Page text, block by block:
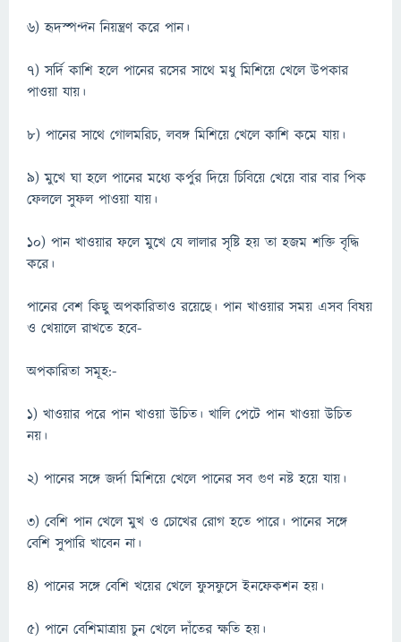
৬) হৃদস্পন্দন নিয়ন্ত্রণ করে পান।
৭) সর্দি কাশি হলে পানের রসের সাথে মধু মিশিয়ে খেলে উপকার
পাওয়া যায়।
৮) পানের সাথে গোলমরিচ, লবঙ্গ মিশিয়ে খেলে কাশি কমে যায়।
৯) মুখে ঘা হলে পানের মধ্যে কর্পুর দিয়ে চিবিয়ে খেয়ে বার বার পিক
ফেললে সুফল পাওয়া যায়।
১০) পান খাওয়ার ফলে মুখে যে লালার সৃষ্টি হয় তা হজম শক্তি বৃদ্ধি
করে।
পানের বেশ কিছু অপকারিতাও রয়েছে। পান খাওয়ার সময় এসব বিষয়
ও খেয়ালে রাখতে হবে-
অপকারিতা সমূহ:-
১) খাওয়ার পরে পান খাওয়া উচিত। খালি পেটে পান খাওয়া উচিত
নয়।
২) পানের সঙ্গে জর্দা মিশিয়ে খেলে পানের সব গুণ নষ্ট হয়ে যায়।
৩) বেশি পান খেলে মুখ ও চোখের রোগ হতে পারে। পানের সঙ্গে
বেশি সুপারি খাবেন না।
৪) পানের সঙ্গে বেশি খয়ের খেলে ফুসফুসে ইনফেকশন হয়।
৫) পানে বেশিমাত্রায় চুন খেলে দাঁতের ক্ষতি হয়।